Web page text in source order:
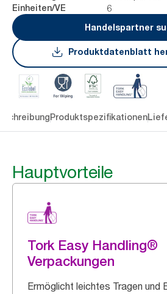
Einheiten/VE
6
Handelspartner
Produktdatenblatt
Produktspezifikationen
Hauptvorteile
Tork Easy Handling®
Verpackungen
Ermöglicht leichtes Tragen und